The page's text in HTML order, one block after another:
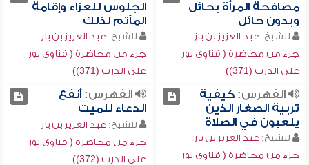
مصافحة المرأة بحائل
وبدون حائل
للشيخ: عبد العزيز بن باز
جزء من محاضرة ( فتاوى نور
على الدرب (371))
الجلوس للعزاء وإقامة
المآتم لذلك
للشيخ: عبد العزيز بن باز
جزء من محاضرة ( فتاوى نور
على الدرب (371))
الفهرس:كيفية
تربية الصغار الذين
يلعبون في الصلاة
للشيخ: عبد العزيز بن باز
جزء من محاضرة ( فتاوى نور
الفهرس:أنفع
الدعاء للميت
للشيخ: عبد العزيز بن باز
جزء من محاضرة ( فتاوى نور
على الدرب (372))